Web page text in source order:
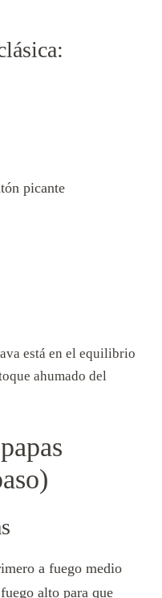
picante
está en el equilibrio
ahumado del
a fuego medio
alto para que